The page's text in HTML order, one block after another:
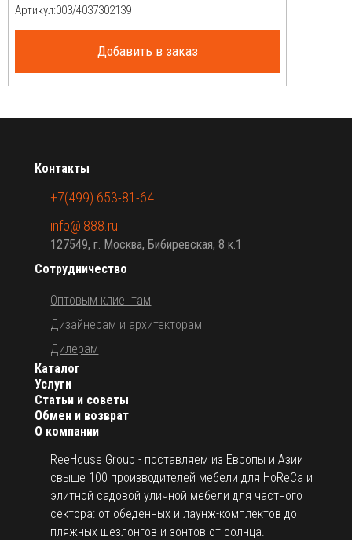
Артикул:
Добавить в заказ
О компании
ReeHouse Group - поставляем из Европы и Азии
свыше 100 производителей мебели для HoReCa и
элитной садовой уличной мебели для частного
сектора: от обеденных и лаунж-комплектов до
пляжных шезлонгов и зонтов от солнца.
Каталог
Услуги
Статьи и советы
Обмен и возврат
Сотрудничество
Оптовым клиентам
Дизайнерам и архитекторам
Дилерам
Контакты
+7(499) 653-81-64
info@i888.ru
127549, г. Москва, Бибиревская, 8 к.1